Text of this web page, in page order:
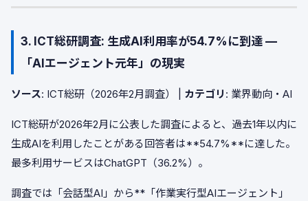
3. ICT総研調査: 生成AI利用率が54.7%に到達 —
「AIエージェント元年」の現実
ソース: ICT総研（2026年2月調査） | カテゴリ : 業界動向・AI
ICT総研が2026年2月に公表した調査によると、過去1年以内に
生成AIを利用したことがある回答者は**54.7%**に達した。
最多利用サービスはChatGPT（36.2%）。
調査では「会話型AI」から**「作業実行型AIエージェント」